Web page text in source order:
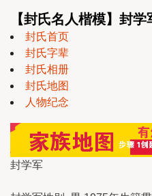
【封氏名人楷模】封
封氏首页
封氏字辈
封氏相册
封氏地图
人物纪念
封学军